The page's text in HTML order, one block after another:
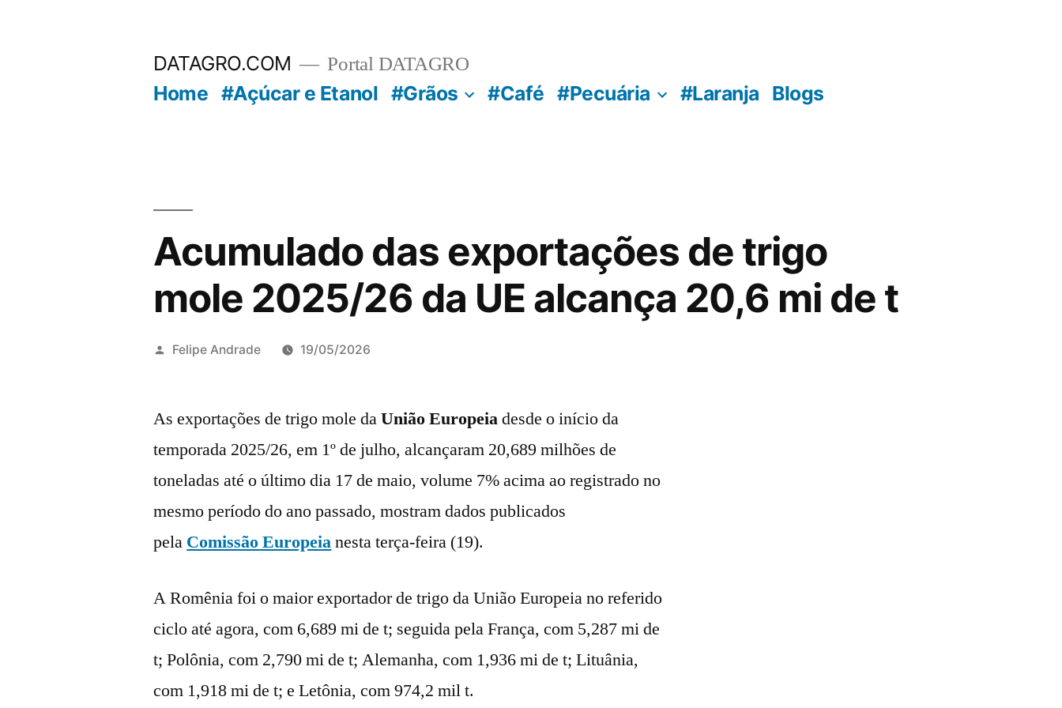
DATAGRO.COM Portal DATAGRO
Home #Açúcar e Etanol #Grãos #Café #Pecuária #Laranja Blogs
Acumulado das exportações de trigo
mole 2025/26 da UE alcança 20,6 mi de t
Publicado
Felipe Andrade 19/05/2026
As exportações de trigo mole daUnião Europeiadesde o início da
temporada 2025/26, em 1º de julho, alcançaram 20,689 milhões de
toneladas até o último dia 17 de maio, volume 7% acima ao registrado no
mesmo período do ano passado, mostram dados publicados
pela Comissão Europeianesta terça-feira (19).
A Romênia foi o maior exportador de trigo da União Europeia no referido
ciclo até agora, com 6,689 mi de t; seguida pela França, com 5,287 mi de
t; Polônia, com 2,790 mi de t; Alemanha, com 1,936 mi de t; Lituânia,
com 1,918 mi de t; e Letônia, com 974,2 mil t.